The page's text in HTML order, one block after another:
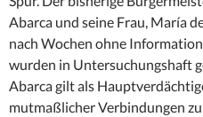
Abarca und seine Frau, María
nach Wochen ohne
wurden in Untersuchungshaft
Abarca gilt als
mutmaßlicher Verbindungen